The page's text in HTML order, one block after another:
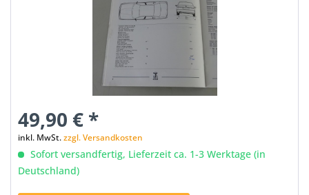
49,90 € *
inkl. MwSt.zzgl. Versandkosten
Sofort versandfertig, Lieferzeit ca. 1-3 Werktage (in
Deutschland)